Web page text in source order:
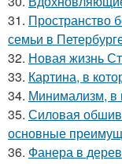
31. Пространство
семьи в
32. Новая жизнь
33. Картина, в
34. Минимализм, в
35. Силовая
основные
36. Фанера в